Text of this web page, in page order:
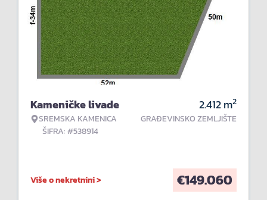
Kameničke livade
SREMSKA KAMENICA
ŠIFRA: #538914
2.412m2
GRAĐEVINSKO ZEMLJIŠTE
Više o nekretnini > €149.060